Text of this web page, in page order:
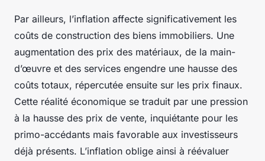
Par ailleurs, l’inflation affecte significativement les
coûts de construction des biens immobiliers. Une
augmentation des prix des matériaux, de la main-
d’œuvre et des services engendre une hausse des
coûts totaux, répercutée ensuite sur les prix finaux.
Cette réalité économique se traduit par une pression
à la hausse des prix de vente, inquiétante pour les
primo-accédants mais favorable aux investisseurs
déjà présents. L’inflation oblige ainsi à réévaluer